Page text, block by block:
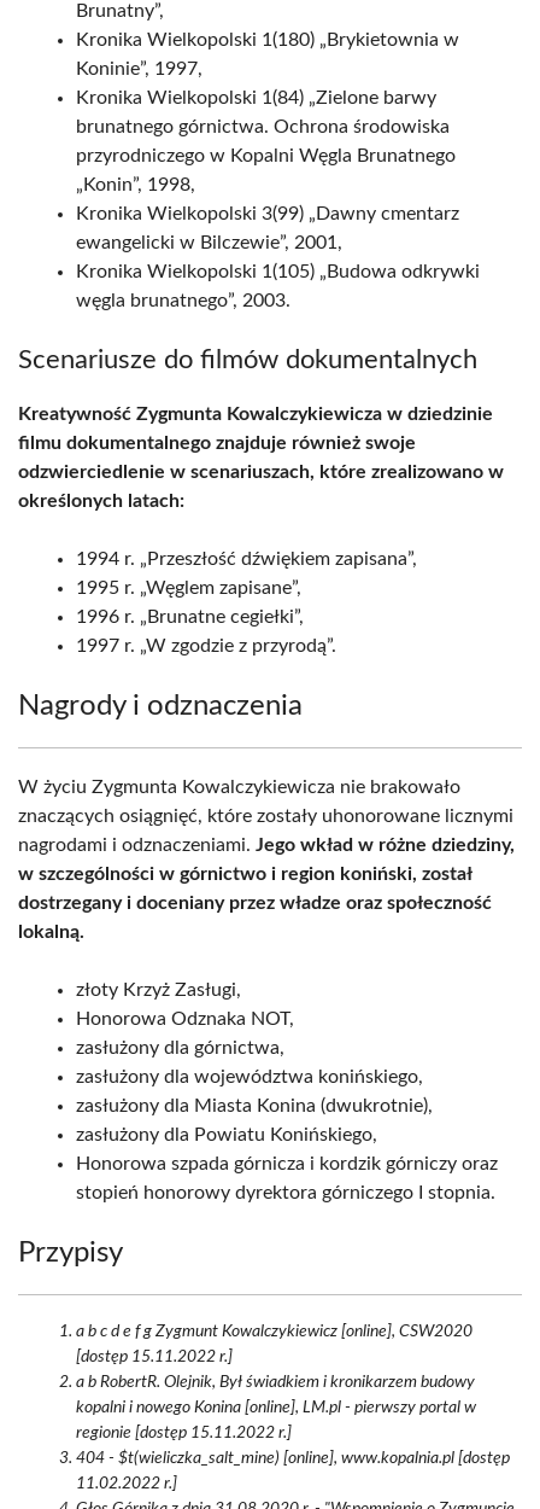
Brunatny”,
Kronika Wielkopolski 1(180) „Brykietownia w
Koninie”, 1997,
Kronika Wielkopolski 1(84) „Zielone barwy
brunatnego górnictwa. Ochrona środowiska
przyrodniczego w Kopalni Węgla Brunatnego
„Konin”, 1998,
Kronika Wielkopolski 3(99) „Dawny cmentarz
ewangelicki w Bilczewie”, 2001,
Kronika Wielkopolski 1(105) „Budowa odkrywki
węgla brunatnego”, 2003.
Scenariusze do filmów dokumentalnych
Kreatywność Zygmunta Kowalczykiewicza w dziedzinie
filmu dokumentalnego znajduje również swoje
odzwierciedlenie w scenariuszach, które zrealizowano w
określonych latach:
1994 r. „Przeszłość dźwiękiem zapisana”,
1995 r. „Węglem zapisane”,
1996 r. „Brunatne cegiełki”,
1997 r. „W zgodzie z przyrodą”.
Nagrody i odznaczenia
W życiu Zygmunta Kowalczykiewicza nie brakowało
znaczących osiągnięć, które zostały uhonorowane licznymi
nagrodami i odznaczeniami. Jego wkład w różne dziedziny,
w szczególności w górnictwo i region koniński, został
dostrzegany i doceniany przez władze oraz społeczność
lokalną.
złoty Krzyż Zasługi,
Honorowa Odznaka NOT,
zasłużony dla górnictwa,
zasłużony dla województwa konińskiego,
zasłużony dla Miasta Konina (dwukrotnie),
zasłużony dla Powiatu Konińskiego,
Honorowa szpada górnicza i kordzik górniczy oraz
stopień honorowy dyrektora górniczego I stopnia.
Przypisy
a b c d e f g Zygmunt Kowalczykiewicz [online], CSW2020
[dostęp 15.11.2022 r.]
a b RobertR. Olejnik, Był świadkiem i kronikarzem budowy
kopalni i nowego Konina [online], LM.pl - pierwszy portal w
regionie [dostęp 15.11.2022 r.]
404 - $t(wieliczka_salt_mine) [online], www.kopalnia.pl [dostęp
11.02.2022 r.]